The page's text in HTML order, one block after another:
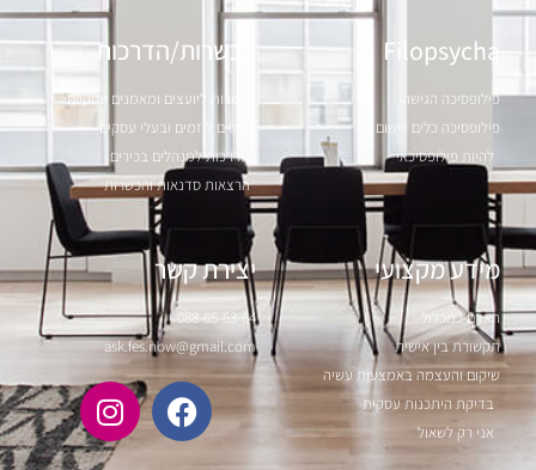
Filopsycha
פילופסיכה הגישה
פילופסיכה כלים ויישום
להיות פילופסיכאי
הכשרות/הדרכות
הכשרות ליועצים ומאמנים עסקיים
קורסים ליזמים ובעלי עסקים
הדרכות למנהלים בכירים
הרצאות סדנאות והכשרות
מידע מקצועי
האדם כמכלול
תקשורת בין אישית
שיקום והעצמה באמצעות עשיה
בדיקת היתכנות עסקית
אני רק לשאול
יצירת קשר
088-65-63-64
ask.fes.now@gmail.com